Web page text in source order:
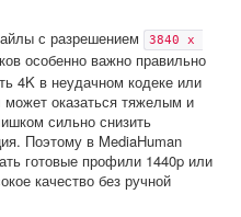
с разрешением
3840 x
особенно важно правильно
4K в неудачном кодеке или
оказаться тяжелым и
сильно снизить
Поэтому в MediaHuman
готовые профили 1440p или
качество без ручной